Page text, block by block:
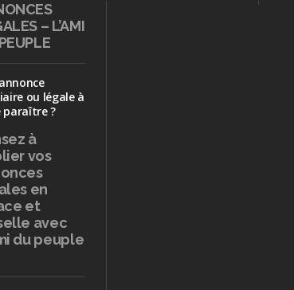
– L’AMI
ou légale à
paraître ?
à
vos
en
et
avec
du peuple